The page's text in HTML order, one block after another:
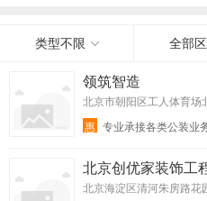
类型不限 全部
领筑智造
北京市朝阳区工人体育场
惠
专业承接各类公装业
北京创优家装饰工
北京海淀区清河朱房路花